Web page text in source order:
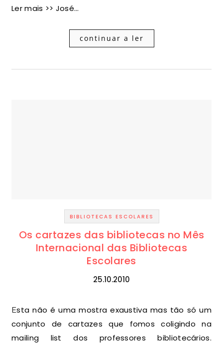
Ler mais >> José…
continuar a ler
BIBLIOTECAS ESCOLARES
Os cartazes das bibliotecas no Mês
Internacional das Bibliotecas
Escolares
25.10.2010
Esta não é uma mostra exaustiva mas tão só um
conjunto de cartazes que fomos coligindo na
mailing list dos professores bibliotecários.